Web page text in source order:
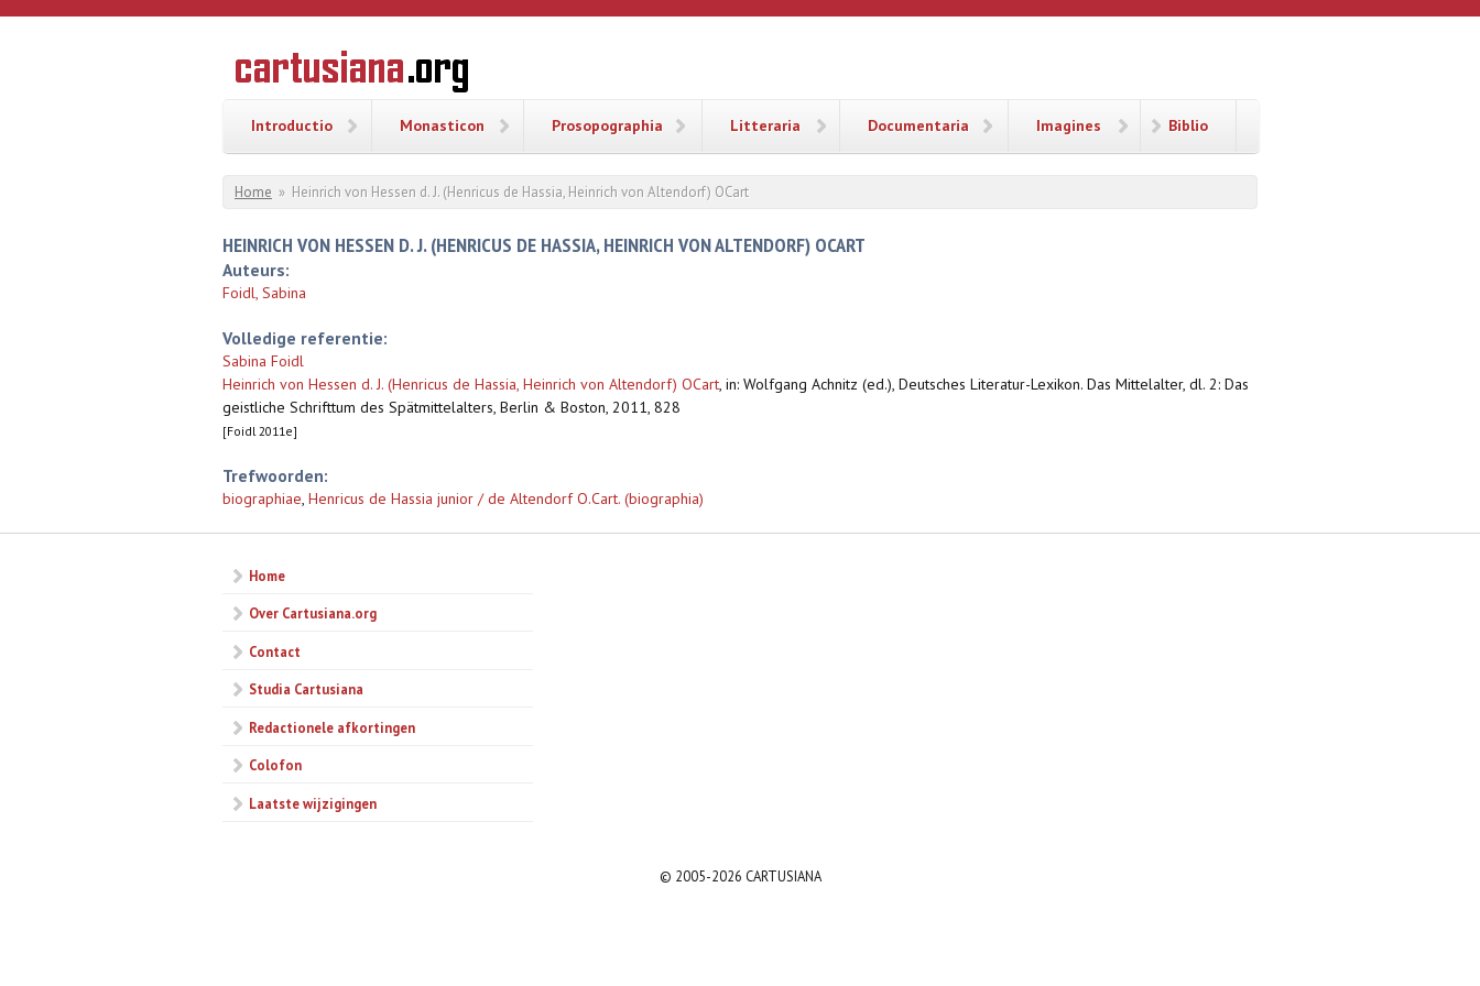
Overslaan en naar de inhoud gaan
CARTUSIANA
Geschiedenis
van de
Introductio Monasticon Prosopographia Litteraria Documentaria Imagines Biblio
U bent hier
Home » Heinrich von Hessen d. J. (Henricus de Hassia, Heinrich von Altendorf) OCart
HEINRICH VON HESSEN D. J. (HENRICUS DE HASSIA, HEINRICH VON ALTENDORF) OCART
Auteurs:
Foidl, Sabina
Volledige referentie:
Sabina Foidl
Heinrich von Hessen d. J. (Henricus de Hassia, Heinrich von Altendorf) OCart, in: Wolfgang Achnitz (ed.), Deutsches Literatur-Lexikon. Das Mittelalter, dl. 2: Das
geistliche Schrifttum des Spätmittelalters, Berlin & Boston, 2011, 828
[Foidl 2011e]
Trefwoorden:
biographiae, Henricus de Hassia junior / de Altendorf O.Cart. (biographia)
Home
Over Cartusiana.org
Contact
Studia Cartusiana
Redactionele afkortingen
Colofon
Laatste wijzigingen
© 2005-2026 CARTUSIANA